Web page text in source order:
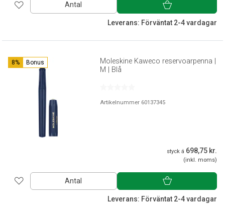
Antal
Leverans: Förväntat 2-4 vardagar
8% Bonus
Moleskine Kaweco reservoarpenna |
M | Blå
Artikelnummer 60137345
styck á 698,75 kr.
(inkl. moms)
Antal
Leverans: Förväntat 2-4 vardagar